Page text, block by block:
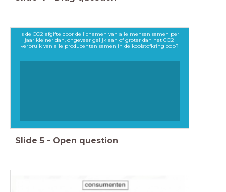
Is de CO2 afgifte door de lichamen van alle mensen samen per
jaar kleiner dan, ongeveer gelijk aan of groter dan het CO2
verbruik van alle producenten samen in de koolstofkringloop?
Slide 5 - Open question